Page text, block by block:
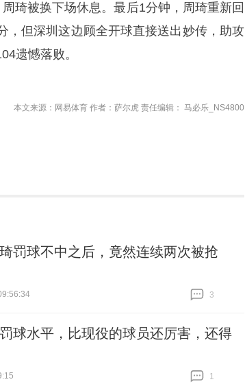
琦被换下场休息。最后1分钟，周琦重新回
，但深圳这边顾全开球直接送出妙传，助攻
遗憾落败。
本文来源：网易体育 作者：萨尔虎 责任编辑： 马必乐_NS4800
罚球不中之后，竟然连续两次被抢
3
球水平，比现役的球员还厉害，还得
1